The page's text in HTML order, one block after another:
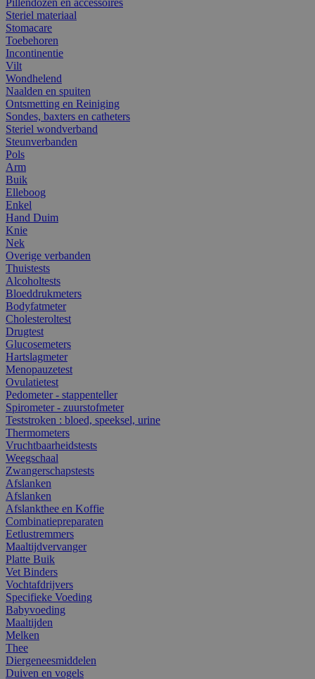
Steriel materiaal
Stomacare
Toebehoren
Incontinentie
Vilt
Wondhelend
Naalden en spuiten
Ontsmetting en Reiniging
Sondes, baxters en catheters
Steriel wondverband
Steunverbanden
Pols
Arm
Buik
Elleboog
Enkel
Hand Duim
Knie
Nek
Overige verbanden
Thuistests
Alcoholtests
Bloeddrukmeters
Bodyfatmeter
Cholesteroltest
Drugtest
Glucosemeters
Hartslagmeter
Menopauzetest
Ovulatietest
Pedometer - stappenteller
Spirometer - zuurstofmeter
Teststroken : bloed, speeksel, urine
Thermometers
Vruchtbaarheidstests
Weegschaal
Zwangerschapstests
Afslanken
Afslanken
Afslankthee en Koffie
Combinatiepreparaten
Eetlustremmers
Maaltijdvervanger
Platte Buik
Vet Binders
Vochtafdrijvers
Specifieke Voeding
Babyvoeding
Maaltijden
Melken
Thee
Diergeneesmiddelen
Duiven en vogels